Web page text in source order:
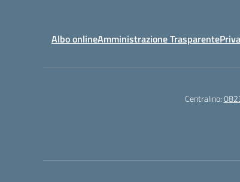
Albo onlineAmministrazione Trasparente
Centralino: